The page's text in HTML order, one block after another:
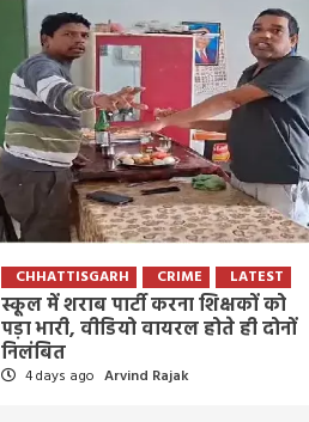
CHHATTISGARH CRIME LATEST
स्कूल में शराब पार्टी करना शिक्षकों को
पड़ा भारी, वीडियो वायरल होते ही दोनों
निलंबित
4 days ago Arvind Rajak